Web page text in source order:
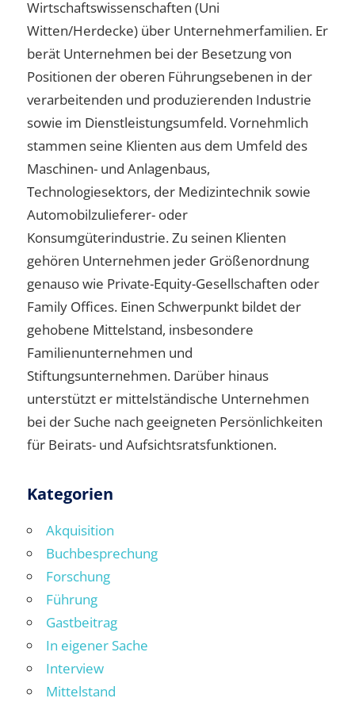
Wirtschaftswissenschaften (Uni
Witten/Herdecke) über Unternehmerfamilien. Er
berät Unternehmen bei der Besetzung von
Positionen der oberen Führungsebenen in der
verarbeitenden und produzierenden Industrie
sowie im Dienstleistungsumfeld. Vornehmlich
stammen seine Klienten aus dem Umfeld des
Maschinen- und Anlagenbaus,
Technologiesektors, der Medizintechnik sowie
Automobilzulieferer- oder
Konsumgüterindustrie. Zu seinen Klienten
gehören Unternehmen jeder Größenordnung
genauso wie Private-Equity-Gesellschaften oder
Family Offices. Einen Schwerpunkt bildet der
gehobene Mittelstand, insbesondere
Familienunternehmen und
Stiftungsunternehmen. Darüber hinaus
unterstützt er mittelständische Unternehmen
bei der Suche nach geeigneten Persönlichkeiten
für Beirats- und Aufsichtsratsfunktionen.
Kategorien
Akquisition
Buchbesprechung
Forschung
Führung
Gastbeitrag
In eigener Sache
Interview
Mittelstand